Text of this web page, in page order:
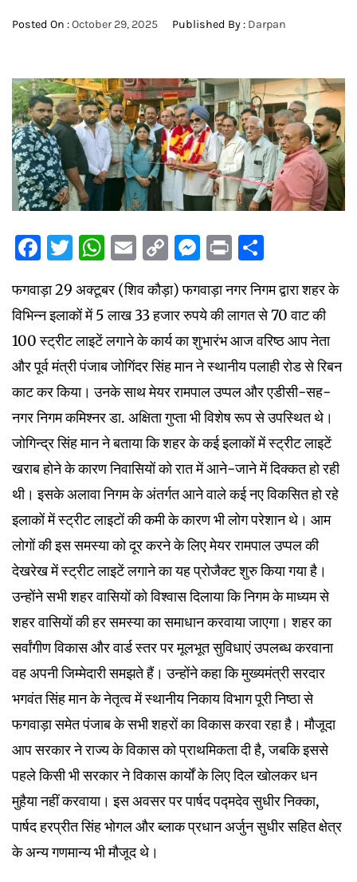
Posted On :October 29, 2025 Published By : Darpan
Facebook
Twitter
WhatsApp
Email
CopyMessenger
Print
फगवाड़ा 29 अक्टूबर (शिव कौड़ा) फगवाड़ा नगर निगम द्वारा शहर के
विभिन्न इलाकों में 5 लाख 33 हजार रुपये की लागत से 70 वाट की
100 स्ट्रीट लाइटें लगाने के कार्य का शुभारंभ आज वरिष्ठ आप नेता
और पूर्व मंत्री पंजाब जोगिंदर सिंह मान ने स्थानीय पलाही रोड से रिबन
काट कर किया। उनके साथ मेयर रामपाल उप्पल और एडीसी-सह-
नगर निगम कमिश्नर डा. अक्षिता गुप्ता भी विशेष रूप से उपस्थित थे।
जोगिन्द्र सिंह मान ने बताया कि शहर के कई इलाकों में स्ट्रीट लाइटें
खराब होने के कारण निवासियों को रात में आने-जाने में दिक्कत हो रही
थी। इसके अलावा निगम के अंतर्गत आने वाले कई नए विकसित हो रहे
इलाकों में स्ट्रीट लाइटों की कमी के कारण भी लोग परेशान थे। आम
लोगों की इस समस्या को दूर करने के लिए मेयर रामपाल उप्पल की
देखरेख में स्ट्रीट लाइटें लगाने का यह प्रोजैक्ट शुरु किया गया है।
उन्होंने सभी शहर वासियों को विश्वास दिलाया कि निगम के माध्यम से
शहर वासियों की हर समस्या का समाधान करवाया जाएगा। शहर का
सर्वांगीण विकास और वार्ड स्तर पर मूलभूत सुविधाएं उपलब्ध करवाना
वह अपनी जिम्मेदारी समझते हैं। उन्होंने कहा कि मुख्यमंत्री सरदार
भगवंत सिंह मान के नेतृत्व में स्थानीय निकाय विभाग पूरी निष्ठा से
फगवाड़ा समेत पंजाब के सभी शहरों का विकास करवा रहा है। मौजूदा
आप सरकार ने राज्य के विकास को प्राथमिकता दी है, जबकि इससे
पहले किसी भी सरकार ने विकास कार्यों के लिए दिल खोलकर धन
मुहैया नहीं करवाया। इस अवसर पर पार्षद पद्मदेव सुधीर निक्का,
पार्षद हरप्रीत सिंह भोगल और ब्लाक प्रधान अर्जुन सुधीर सहित क्षेत्र
के अन्य गणमान्य भी मौजूद थे।